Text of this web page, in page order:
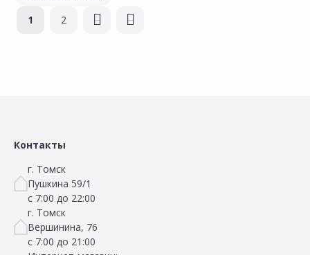
Страницы
1 2
Контакты
г. Томск
Пушкина 59/1
с 7:00 до 22:00
г. Томск
Вершинина, 76
с 7:00 до 21:00